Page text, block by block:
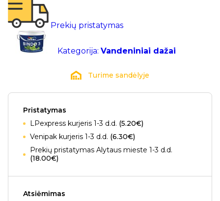
Prekių pristatymas
Kategorija: Vandeniniai dažai
Turime sandėlyje
Pristatymas
LPexpress kurjeris 1-3 d.d. (5.20€)
Venipak kurjeris 1-3 d.d. (6.30€)
Prekių pristatymas Alytaus mieste 1-3 d.d.
(18.00€)
Atsiėmimas